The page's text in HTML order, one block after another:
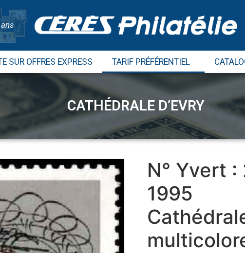
SUR OFFRES EXPRESS TARIF PRÉFÉRENTIEL
CATHÉDRALE D’EVRY
N° Yvert
1995